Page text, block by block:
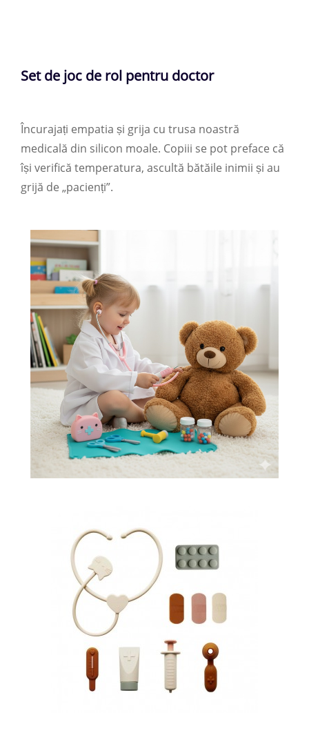
Set de joc de rol pentru doctor
Încurajați empatia și grija cu trusa noastră
medicală din silicon moale. Copiii se pot preface că
își verifică temperatura, ascultă bătăile inimii și au
grijă de „pacienți”.